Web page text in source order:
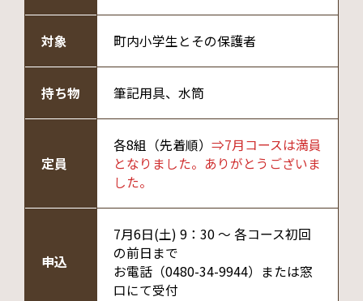
対象 町内小学生とその保護者
持ち物 筆記用具、水筒
定員
各8組（先着順） ⇒7月コースは満員
となりました。ありがとうございま
した。
申込
7月6日(土) 9：30 ～ 各コース初回
の前日まで
お電話（0480-34-9944）または窓
口にて受付